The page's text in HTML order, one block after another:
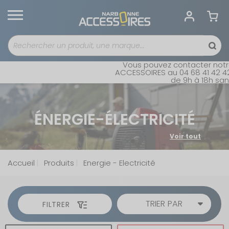
Vous pouvez contacter notre
ACCESSOIRES au 04 68 41 42
de 9h à 18h sans
ÉNERGIE-ÉLECTRICITÉ
Partir en camping-car requiert une source d'énergie
fiable et durable. Pour cela, une gamme variée de
batteries et d'accessoires en énergieest disponible.
Que vous ayez un fourgon aménagé ou une caravane, il
existe une solution pour répondre à vos besoins
Dometic, Alden, Eza, Innovtech, Powerlib, Votronic,
Vigorpool etc.
ENERGIE ET
Voir tout
Accueil Produits Energie - Electricité
FILTRER TRIER PAR